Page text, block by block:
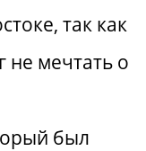
так как
не мечтать о
был